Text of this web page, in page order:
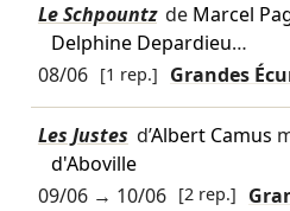
Le Schpountz de Marcel
Delphine Depardieu…
08/06 [1 rep.] Grandes
Les Justes d’Albert Camus
d'Aboville
09/06→ 10/06 [2 rep.]